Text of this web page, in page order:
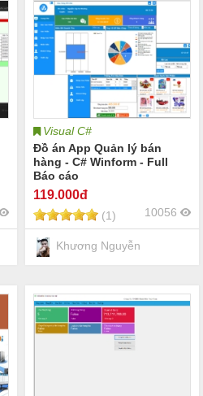
Visual C#
Đồ án App Quản lý bán
hàng - C# Winform - Full
Báo cáo
119.000đ
(1) 10056
Khương Nguyễn